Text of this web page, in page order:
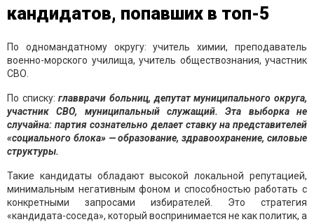
кандидатов, попавших в топ-5
По одномандатному округу: учитель химии, преподаватель
военно-морского училища, учитель обществознания, участник
СВО.
По списку:главврачи больниц, депутат муниципального округа,
участник СВО, муниципальный служащий. Эта выборка не
случайна: партия сознательно делает ставку на представителей
«социального блока» — образование, здравоохранение, силовые
структуры.
Такие кандидаты обладают высокой локальной репутацией,
минимальным негативным фоном и способностью работать с
конкретными запросами избирателей. Это стратегия
«кандидата-соседа», который воспринимается не как политик, а